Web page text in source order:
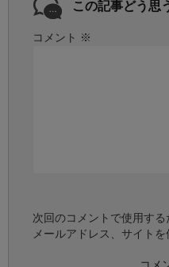
この記事どう思
コメント ※
次回のコメントで使用する
メールアドレス、サイトを